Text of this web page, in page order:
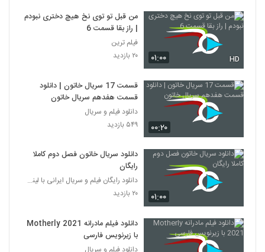
۰۱:۰۰ HD
من قبل تو توی نخ هیچ دختری نبودم
| راز بقا قسمت 6
فیلم ترین
۲۰ بازدید
۰۰:۲۰
قسمت 17 سریال خاتون | دانلود
قسمت هفدهم سریال خاتون
دانلود فیلم و سریال
۵۴۹ بازدید
۰۱:۰۰
دانلود سریال خاتون فصل دوم کاملا
رایگان
دانلود رایگان فیلم و سریال ایرانی با لینک مستقیم
۲۰ بازدید
دانلود فیلم مادرانه Motherly 2021
با زیرنویس فارسی
دانلود فیلم و سریال